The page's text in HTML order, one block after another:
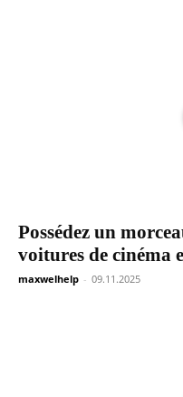
Possédez un
voitures de cinéma
maxwelhelp - 09.11.2025